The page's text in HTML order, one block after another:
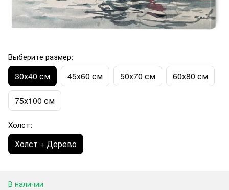
Выберите размер:
30х40 см 45х60 см 50х70 см 60х80 см
75х100 см
Холст:
Холст + Дерево
В наличии